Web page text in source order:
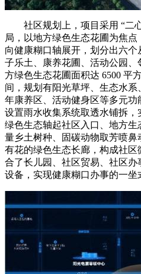
社区规划上，项目采用 “二
局，以地方绿色生态花圃为焦
向健康糊口轴展开，划分出六
子乐土、康养花圃、活动公园
方绿色生态花圃面积达 6500 平
间，规划有阳光草坪、生态水
年康养区、活动健身区等多元功
设置雨水收集系统取透水铺拆
绿色生态轴起社区入口、地方
量乡土树种、固碳动物取芳喷
有花的绿色生态长廊，构成社
合了长儿园、社区贸易、社区
设备，实现健康糊口办事的一坐